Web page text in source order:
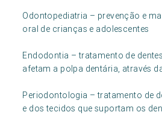
Odontopediatria – prevenção e
oral de crianças e adolescentes
Endodontia – tratamento de
afetam a polpa dentária, através
Periodontologia – tratamento de
e dos tecidos que suportam os